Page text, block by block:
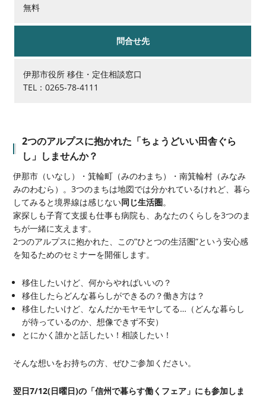
無料
問合せ先
伊那市役所 移住・定住相談窓口
TEL：0265-78-4111
2つのアルプスに抱かれた「ちょうどいい田舎ぐら
し」しませんか？
伊那市（いなし）・箕輪町（みのわまち）・南箕輪村（みなみ
みのわむら）。3つのまちは地図では分かれているけれど、暮ら
してみると境界線は感じない同じ生活圏。
家探しも子育て支援も仕事も病院も、あなたのくらしを3つのま
ちが一緒に支えます。
2つのアルプスに抱かれた、この”ひとつの生活圏”という安心感
を知るためのセミナーを開催します。
移住したいけど、何からやればいいの？
移住したらどんな暮らしができるの？働き方は？
移住したいけど、なんだかモヤモヤしてる…（どんな暮らし
が待っているのか、想像できず不安）
とにかく誰かと話したい！相談したい！
そんな想いをお持ちの方、ぜひご参加ください。
翌日7/12(日曜日)の「信州で暮らす働くフェア」にも参加しま